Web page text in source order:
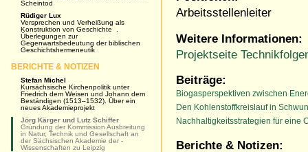
Arbeitsstellenleiter
Weitere Informationen:
Projektseite
Beiträge:
Biogasperspektiven zwischen
Den Kohlenstoffkreislauf in
Nachhaltigkeitsstrategien für eine
Berichte & Notizen:
Scheintod
Rüdiger Lux
Versprechen und Verheißung als
Konstruktion von Geschichte .
Überlegungen zur
Gegenwartsbedeutung der biblischen
Geschichts­hermeneutik
BERICHTE & NOTIZEN
Stefan Michel
Kursächsische Kirchenpolitik unter
Friedrich dem Weisen und Johann dem
Beständigen (1513–1532). Über ein
neues Akademieprojekt
Jörg Kärger und Lutz Schiffer
Gründung der Kommission Ausbreitung
in Natur, Technik und Gesellschaft an
der Sächsischen Akademie der ­
Wissenschaften zu Leipzig